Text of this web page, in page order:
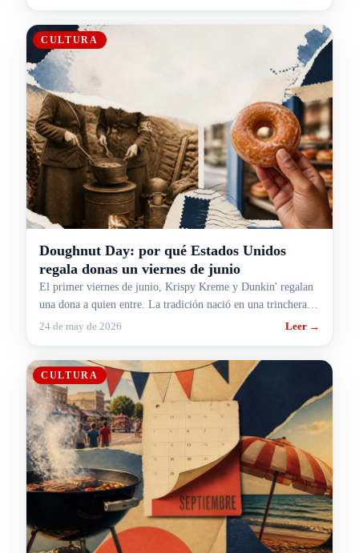
CULTURA
Doughnut Day: por qué Estados Unidos
regala donas un viernes de junio
El primer viernes de junio, Krispy Kreme y Dunkin' regalan
una dona a quien entre. La tradición nació en una trinchera
de la Primera Guerra.
24 de may de 2026 Leer →
CULTURA